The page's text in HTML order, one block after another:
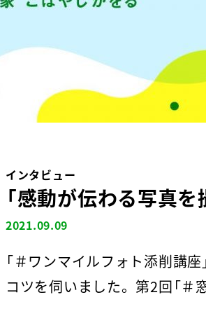
インタビュー
「感動が伝わる写真を
2021.09.09
「＃ワンマイルフォト添削講
コツを伺いました。第2回「＃